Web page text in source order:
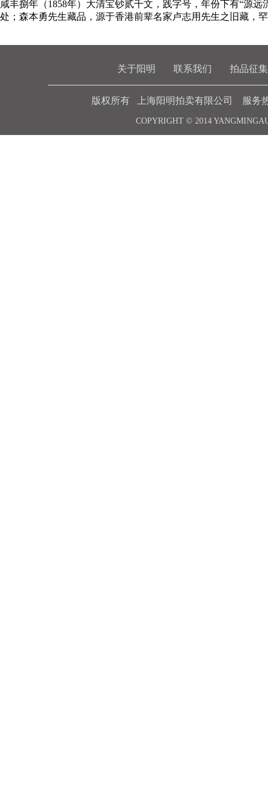
咸丰捌年（1858年）大清宝钞贰千文，践字号，年份下有“源
处；森本勇先生藏品，源于香港前辈名家卢志用先生之旧藏，
关于阳明 联系我们 拍品征集
版权所有 上海阳明拍卖有限公司 服务
COPYRIGHT © 2014